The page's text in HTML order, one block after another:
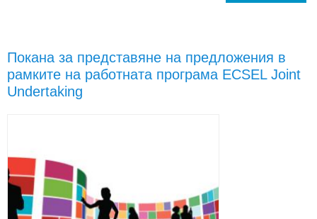
Покана за представяне на предложения в
рамките на работната програма ECSEL Joint
Undertaking